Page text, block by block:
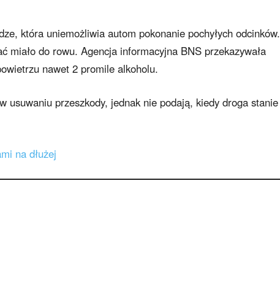
która uniemożliwia autom pokonanie pochyłych odcinków.
miało do rowu. Agencja informacyjna BNS przekazywała
nawet 2 promile alkoholu.
usuwaniu przeszkody, jednak nie podają, kiedy droga stanie
na dłużej